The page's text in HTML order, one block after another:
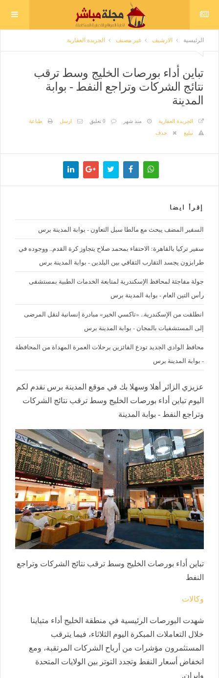
الرئيسية الارشيف غير مصنف الجريدة العقارية
تباين أداء بورصات الخليج وسط ترقب
نتائج الشركات وتراجع النفط - بوابة
المدينة
الجريدة العقارية منذ شهر 0 تعليق ارسل
طباعة
تبليغ
حذف
إقرأ ايضا
السفير المضف يبحث مع مالطا سبل التعاون - بوابة المدينة برس
سفير تركيا بالقاهرة: الاحتفاء بمحمد صلاح يتجاوز كرة القدم.. ووجوده في
طرابزون يجسد التقارب الثقافي بين البلدين - بوابة المدينة برس
جولة مفاجئة لمحافظ الإسكندرية لمتابعة الخدمات الطبية بمستشفى
رأس التين العام - بوابة المدينة برس
انطلقت من الإسكندرية.. «تاكسي الخير» مبادرة إنسانية لنقل المرضى
إلى المستشفيات بالمجان - بوابة المدينة برس
محافظ الوادي الجديد تودع الفائزين برحلات العمرة المهداة من المحافظة
- بوابة المدينة برس
عزيزي الزائر أهلا وسهلا بك في موقع المدينة برس نقدم لكم
اليوم تباين أداء بورصات الخليج وسط ترقب نتائج الشركات
وتراجع النفط - بوابة المدينة
تباين أداء بورصات الخليج وسط ترقب نتائج الشركات وتراجع
النفط
وكالات
شهدت البورصات الرئيسية في منطقة الخليج أداء متباينا
خلال التعاملات المبكرة اليوم الثلاثاء، فيما يترقب
المستثمرون مؤشرات من أرباح الشركات المرتقبة، ومع
انخفاض أسعار النفط وتجدد التوتر بين الولايات المتحدة
وإيران.